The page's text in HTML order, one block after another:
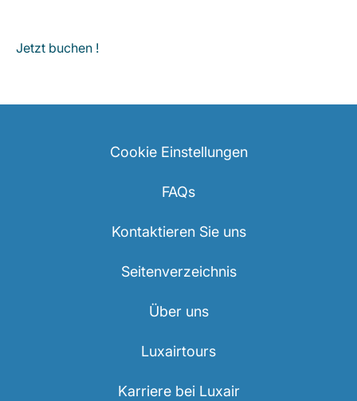
Jetzt buchen !
Cookie Einstellungen
FAQs
Kontaktieren Sie uns
Seitenverzeichnis
Über uns
Luxairtours
Karriere bei Luxair